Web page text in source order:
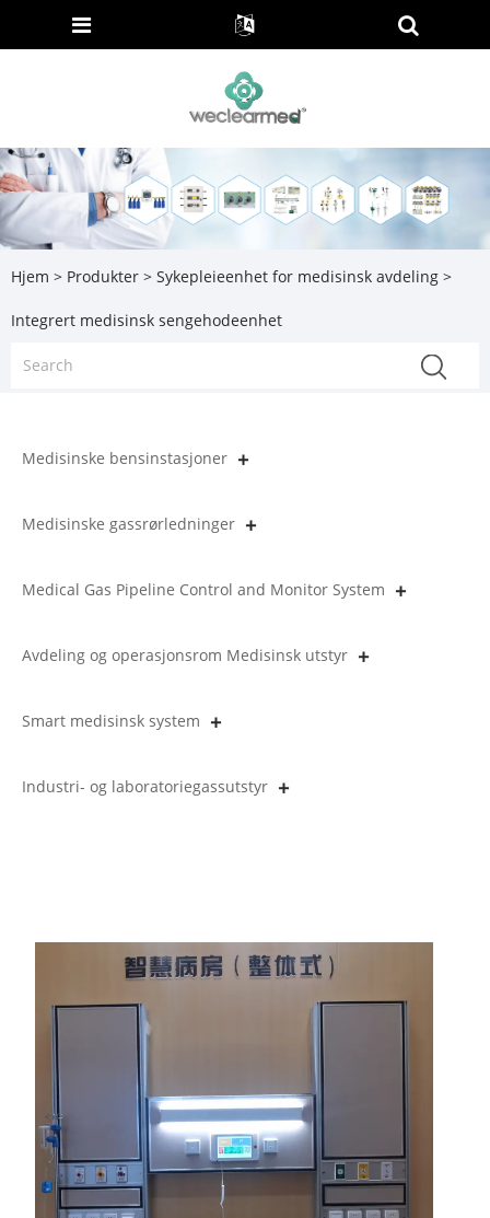
Hjem > Produkter > Sykepleieenhet for medisinsk avdeling >
Integrert medisinsk sengehodeenhet
Medisinske bensinstasjoner
Medisinske gassrørledninger
Medical Gas Pipeline Control and Monitor System
Avdeling og operasjonsrom Medisinsk utstyr
Smart medisinsk system
Industri- og laboratoriegassutstyr